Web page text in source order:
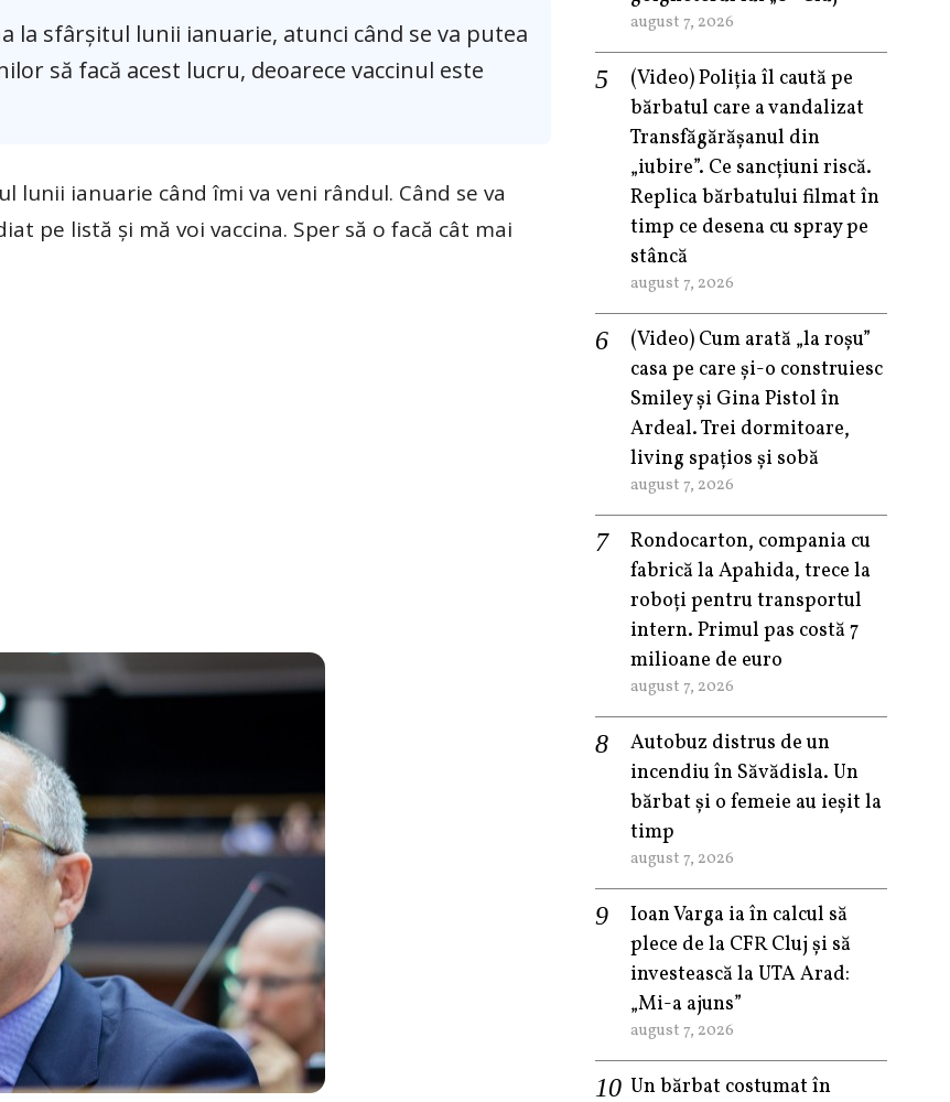
la sfârșitul lunii ianuarie, atunci când se va putea
să facă acest lucru, deoarece vaccinul este
lunii ianuarie când îmi va veni rândul. Când se va
pe listă și mă voi vaccina. Sper să o facă cât mai
august 7, 2026
(Video) Poliția îl caută pe
bărbatul care a vandalizat
Transfăgărășanul din
„iubire”. Ce sancțiuni riscă.
Replica bărbatului filmat în
timp ce desena cu spray pe
stâncă
august 7, 2026
(Video) Cum arată „la roşu”
casa pe care şi-o construiesc
Smiley şi Gina Pistol în
Ardeal. Trei dormitoare,
living spațios și sobă
august 7, 2026
Rondocarton, compania cu
fabrică la Apahida, trece la
roboți pentru transportul
intern. Primul pas costă 7
milioane de euro
august 7, 2026
Autobuz distrus de un
incendiu în Săvădisla. Un
bărbat și o femeie au ieșit la
timp
august 7, 2026
Ioan Varga ia în calcul să
plece de la CFR Cluj și să
investească la UTA Arad:
„Mi-a ajuns”
august 7, 2026
Un bărbat costumat în